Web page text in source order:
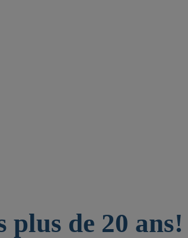
de 20 ans!